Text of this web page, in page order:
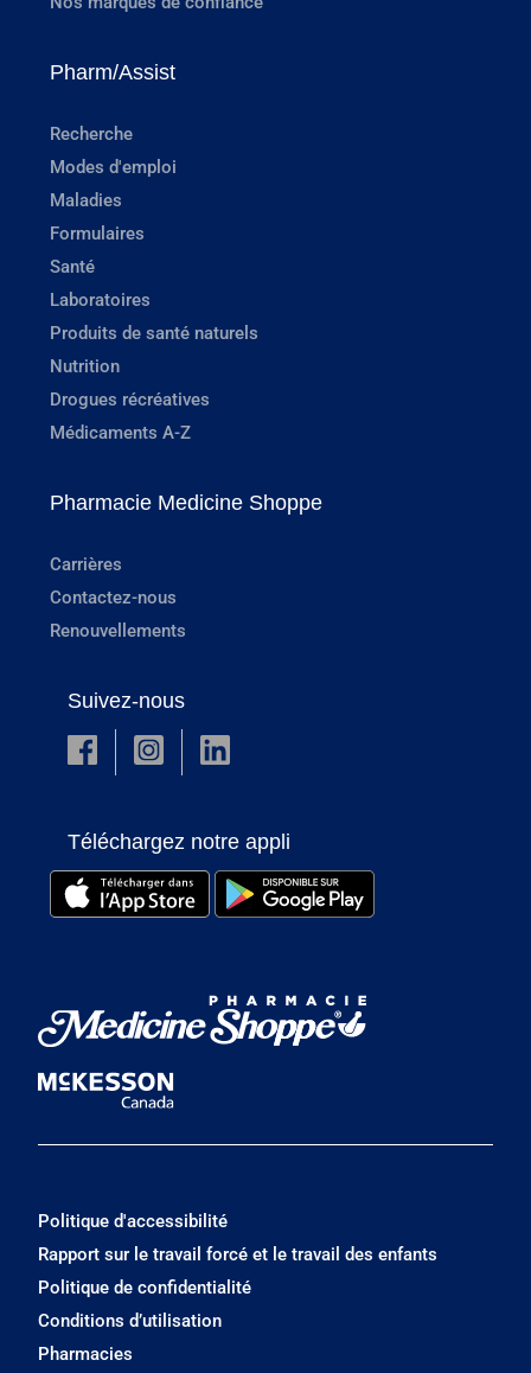
Pharm/Assist
Recherche
Modes d'emploi
Maladies
Formulaires
Santé
Laboratoires
Produits de santé naturels
Nutrition
Drogues récréatives
Médicaments A-Z
Pharmacie Medicine Shoppe
Carrières
Contactez-nous
Renouvellements
Suivez-nous
Téléchargez notre appli
Politique d'accessibilité
Rapport sur le travail forcé et le travail des enfants
Politique de confidentialité
Conditions d’utilisation
Pharmacies